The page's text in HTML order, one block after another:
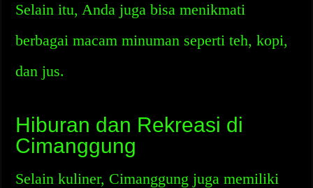
Selain itu, Anda juga bisa menikmati
berbagai macam minuman seperti teh, kopi,
dan jus.
Hiburan dan Rekreasi di
Cimanggung
Selain kuliner, Cimanggung juga memiliki